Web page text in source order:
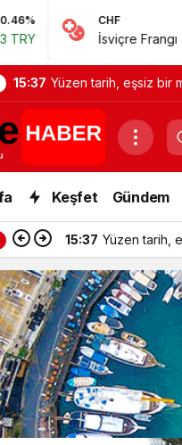
CHF 0.62%
İsviçre Frangı 57,38 TRY
15:37 Yüzen tarih, eşsiz bir
Keşfet Gündem
15:37 Yüzen tarih,